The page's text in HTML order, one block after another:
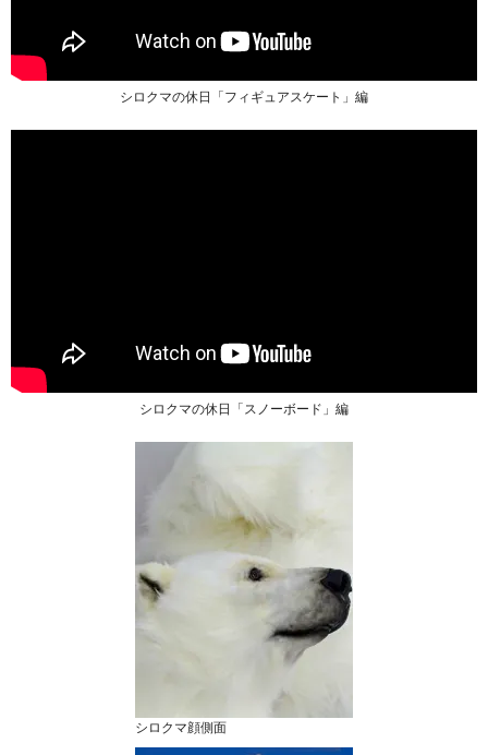
シロクマの休日「フィギュアスケート」編
シロクマの休日「スノーボード」編
シロクマ顔側面